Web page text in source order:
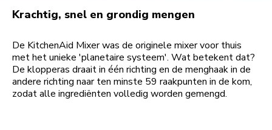
Krachtig, snel en grondig mengen
De KitchenAid Mixer was de originele mixer voor thuis
met het unieke 'planetaire systeem'. Wat betekent dat?
De klopperas draait in één richting en de menghaak in de
andere richting naar ten minste 59 raakpunten in de kom,
zodat alle ingrediënten volledig worden gemengd.